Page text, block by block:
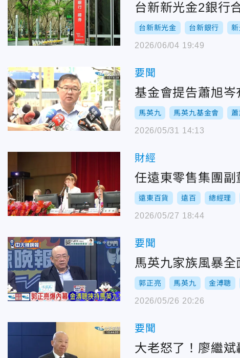
台新新光金2銀行
台新新光金 台新銀行
2026/06/04 19:49
要聞
基金會提告蕭旭
馬英九 馬英九基金會
2026/05/31 14:13
財經
任遠東零售集團
遠東百貨 遠百 總經理
2026/05/27 18:44
要聞
馬英九家族風暴
郭正亮 馬英九 金溥聰
2026/05/26 20:26
要聞
大老怒了！廖繼